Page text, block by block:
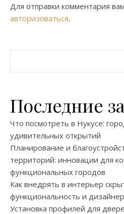
Для отправки комментария
авторизоваться.
Последние
Что посмотреть в Нукусе:
удивительных открытий
Планирование и
территорий: инновации для
функциональных городов
Как внедрять в интерьер
функциональность и
Установка профилей для